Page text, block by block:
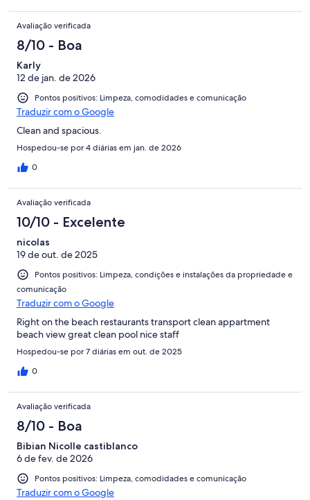
Avaliação verificada
8/10 - Boa
Karly
12 de jan. de 2026
Pontos positivos: Limpeza, comodidades e comunicação
Traduzir com o Google
Clean and spacious.
Hospedou-se por 4 diárias em jan. de 2026
0
Avaliação verificada
10/10 - Excelente
nicolas
19 de out. de 2025
Pontos positivos: Limpeza, condições e instalações da propriedade e
comunicação
Traduzir com o Google
Right on the beach restaurants transport clean appartment
beach view great clean pool nice staff
Hospedou-se por 7 diárias em out. de 2025
0
Avaliação verificada
8/10 - Boa
Bibian Nicolle castiblanco
6 de fev. de 2026
Pontos positivos: Limpeza, comodidades e comunicação
Traduzir com o Google